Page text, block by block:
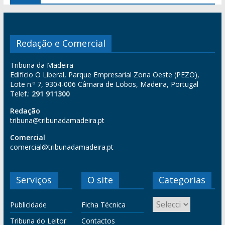
Redação e Comercial
Tribuna da Madeira
Edifício O Liberal, Parque Empresarial Zona Oeste (PEZO),
Lote n.º 7, 9304-006 Câmara de Lobos, Madeira, Portugal
Telef.: 291 911300
Redação
tribuna@tribunadamadeira.pt
Comercial
comercial@tribunadamadeira.pt
Serviços
Publicidade
Tribuna do Leitor
O site
Ficha Técnica
Contactos
Categorias